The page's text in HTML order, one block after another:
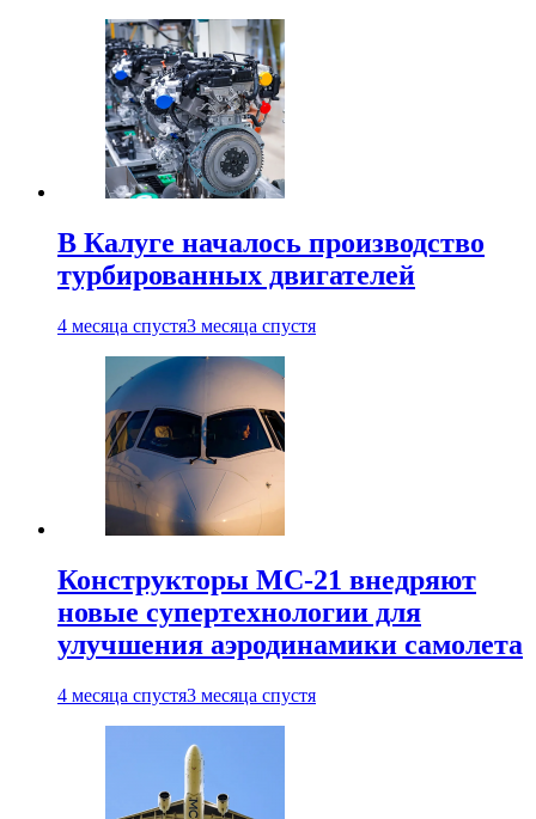
В Калуге началось производство
турбированных двигателей
4 месяца спустя3 месяца спустя
Конструкторы МС-21 внедряют
новые супертехнологии для
улучшения аэродинамики самолета
4 месяца спустя3 месяца спустя